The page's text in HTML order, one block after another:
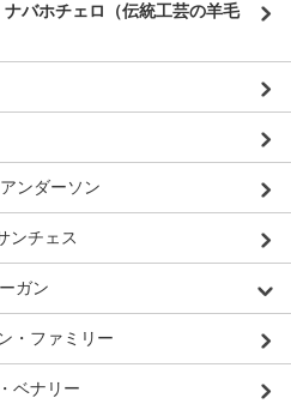
バホチェロ（伝統工芸の羊毛
ンダーソン
ンチェス
ガン
・ファミリー
ベナリー